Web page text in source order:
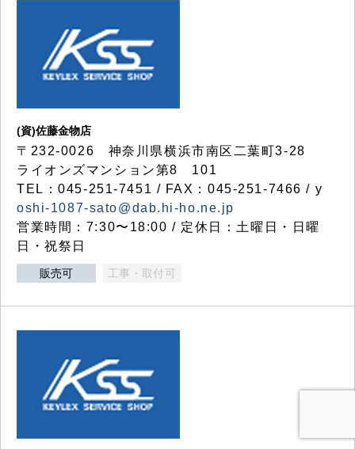
(資)佐藤金物店
〒232-0026 神奈川県横浜市南区二葉町3-28
ライオンズマンション第8 101
TEL：045-251-7451 / FAX：045-251-7466 / y
oshi-1087-sato@dab.hi-ho.ne.jp
営業時間：7:30〜18:00 / 定休日：土曜日・日曜
日・祝祭日
販売可 工事・取付可